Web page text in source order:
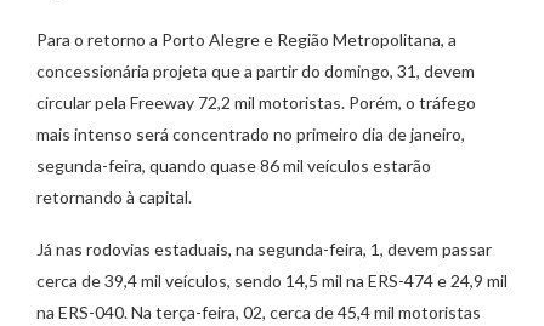
Para o retorno a Porto Alegre e Região Metropolitana, a
concessionária projeta que a partir do domingo, 31, devem
circular pela Freeway 72,2 mil motoristas. Porém, o tráfego
mais intenso será concentrado no primeiro dia de janeiro,
segunda-feira, quando quase 86 mil veículos estarão
retornando à capital.
Já nas rodovias estaduais, na segunda-feira, 1, devem passar
cerca de 39,4 mil veículos, sendo 14,5 mil na ERS-474 e 24,9 mil
na ERS-040. Na terça-feira, 02, cerca de 45,4 mil motoristas